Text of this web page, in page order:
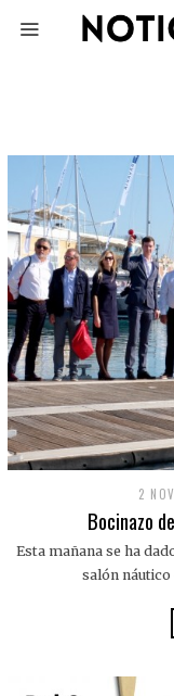
2
Bocinazo
Esta mañana se ha
salón náutico